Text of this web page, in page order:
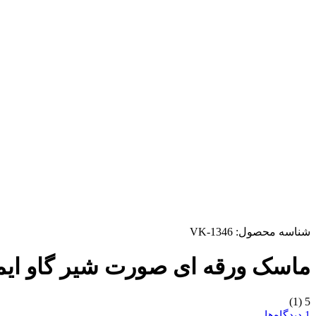
شناسه محصول: VK-1346
ماسک ورقه ای صورت شیر گاو
5
(1)